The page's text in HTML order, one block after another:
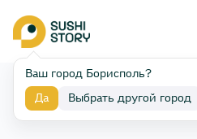
Ваш город Борисполь?
Да Выбрать другой город
Акції та новинки